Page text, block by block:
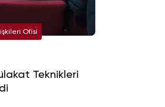
Ofisi
Teknikleri